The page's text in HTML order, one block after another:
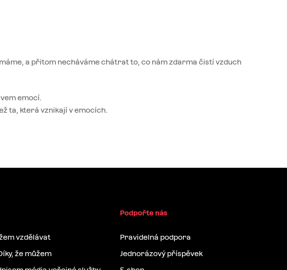
a přitom necháváme chátrat to, co nám zdarma čistí vzduch
emocí.
ta, která vznikají v emocích.
vzdělávat
že můžem
Podpořte nás
Pravidelná podpora
Jednorázový příspěvek